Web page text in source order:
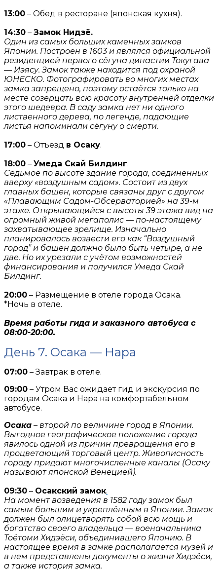
13:00 – Обед в ресторане (японская кухня).
14:30 – Замок Нидзё.
Один из самых больших каменных замков
Японии. Построен в 1603 и являлся официальной
резиденцией первого сёгуна династии Токугава
— Иэясу. Замок также находится под охраной
ЮНЕСКО. Фотографировать во многих местах
замка запрещено, поэтому остаётся только на
месте созерцать всю красоту внутренней отделки
этого шедевра. В саду замка нет ни одного
лиственного дерева, по легенде, падающие
листья напоминали сёгуну о смерти.
17:00 – Отъезд в Осаку.
18:00 – Умеда Скай Билдинг.
Седьмое по высоте здание города, соединённых
вверху «воздушным садом». Состоит из двух
главных башен, которые связаны друг с другом
«Плавающим Садом-Обсерваторией» на 39-м
этаже. Открывающийся с высоты 39 этажа вид на
огромный живой мегаполис — по-настоящему
захватывающее зрелище. Изначально
планировалось возвести его как “Воздушный
город” и башен должно было быть четыре, а не
две. Но их урезали с учётом возможностей
финансирования и получился Умеда Скай
Билдинг.
20:00 – Размещение в отеле города Осака.
*Ночь в отеле.
Время работы гида и заказного автобуса с
08:00-20:00.
День 7. Осака — Нара
07:00 – Завтрак в отеле.
09:00 – Утром Вас ожидает гид и экскурсия по
городам Осака и Нара на комфортабельном
автобусе.
Осака – второй по величине город в Японии.
Выгодное географическое положение города
явилось одной из причин превращения его в
процветающий торговый центр. Живописность
городу придают многочисленные каналы (Осаку
называют японской Венецией).
09:30 – Осакский замок.
На момент возведения в 1582 году замок был
самым большим и укреплённым в Японии. Замок
должен был олицетворять собой всю мощь и
богатство своего владельца — военачальника
Тоётоми Хидэёси, объединившего Японию. В
настоящее время в замке располагается музей и
в нем представлены документы о жизни Хидэёси,
а также история замка.